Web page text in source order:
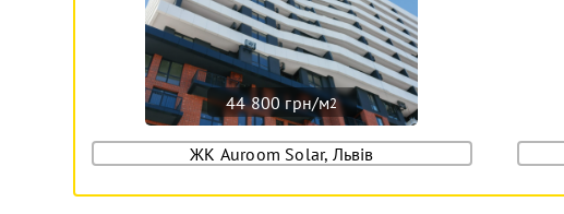
44 800 грн/м2
ЖК Auroom Solar, Львів